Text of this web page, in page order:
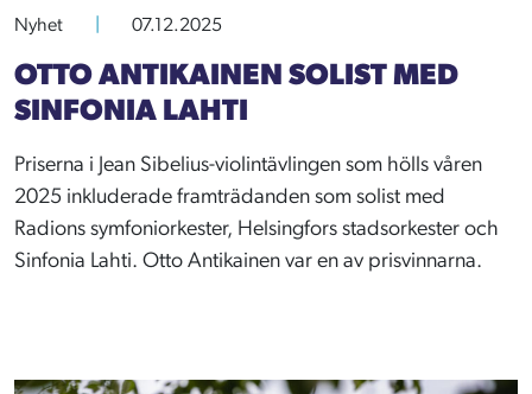
Nyhet 07.12.2025
OTTO ANTIKAINEN SOLIST MED
SINFONIA LAHTI
Priserna i Jean Sibelius-violintävlingen som hölls våren
2025 inkluderade framträdanden som solist med
Radions symfoniorkester, Helsingfors stadsorkester och
Sinfonia Lahti. Otto Antikainen var en av prisvinnarna.